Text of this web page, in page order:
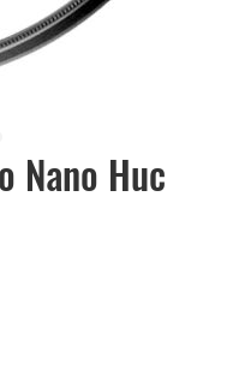
Nano Huc